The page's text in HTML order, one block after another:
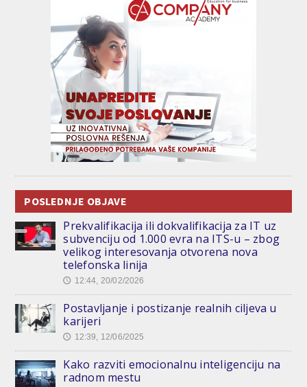
POSLEDNJE OBJAVE
Prekvalifikacija ili dokvalifikacija za IT uz
subvenciju od 1.000 evra na ITS-u – zbog
velikog interesovanja otvorena nova
telefonska linija
🕔 12:44, 20/02/2026
Postavljanje i postizanje realnih ciljeva u
karijeri
🕔 12:39, 12/06/2025
Kako razviti emocionalnu inteligenciju na
radnom mestu